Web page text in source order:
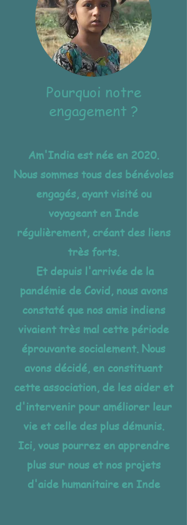
Pourquoi notre
engagement ?
Am'India est née en 2020.
Nous sommes tous des bénévoles
engagés, ayant visité ou
voyageant en Inde
régulièrement, créant des liens
très forts.
Et depuis l'arrivée de la
pandémie de Covid, nous avons
constaté que nos amis indiens
vivaient très mal cette période
éprouvante socialement. Nous
avons décidé, en constituant
cette association, de les aider et
d'intervenir pour améliorer leur
vie et celle des plus démunis.
Ici, vous pourrez en apprendre
plus sur nous et nos projets
d'aide humanitaire en Inde